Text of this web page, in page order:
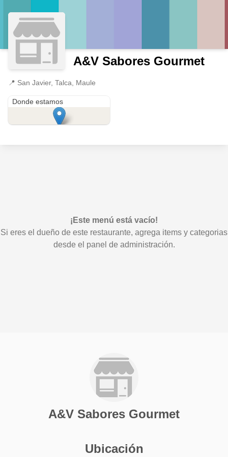
A&V Sabores Gourmet
📍 San Javier, Talca, Maule
Donde estamos
¡Este menú está vacío!
Si eres el dueño de este restaurante, agrega items y categorias
desde el panel de administración.
A&V Sabores Gourmet
Ubicación